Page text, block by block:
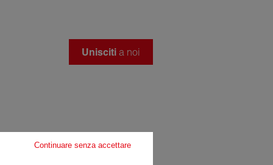
Unisciti a noi
Continuare senza accettare